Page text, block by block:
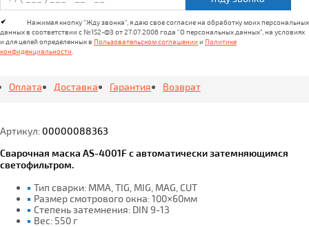
Нажимая кнопку "Жду звонка", я даю свое согласие на обработку моих персональных
данных в соответствии с №152-ФЗ от 27.07.2006 года "О персональных данных", на условиях
и для целей определенных в Пользовательском соглашении и Политике
конфиденциальности
Оплата Доставка Гарантия Возврат
Артикул:00000088363
Сварочная маска AS-4001F с автоматически затемняющимся
светофильтром.
Тип сварки: MMA, TIG, MIG, MAG, CUT
Размер смотрового окна: 100×60мм
Степень затемнения: DIN 9-13
Вес: 550 г